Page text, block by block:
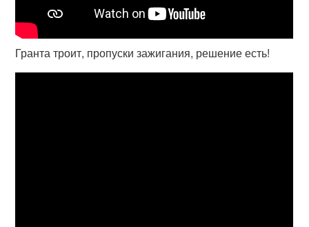
Гранта троит, пропуски зажигания, решение есть!